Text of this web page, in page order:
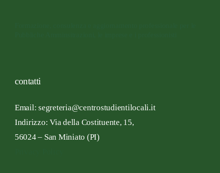
contatti
Email: segreteria@centrostudientilocali.it
Indirizzo: Viadella Costituente, 15,
56024 – San Miniato (PI)